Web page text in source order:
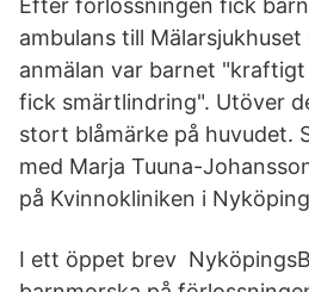
Efter förlossningen fick
ambulans till
anmälan var barnet
fick smärtlindring". Utöver
stort blåmärke på huvudet.
med Marja Tuuna-
på Kvinnokliniken i
I ett öppet brev